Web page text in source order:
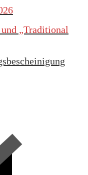
„Traditional